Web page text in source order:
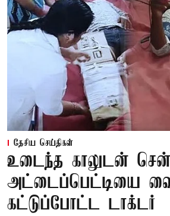
தேசிய செய்திகள்
உடைந்த காலுடன்
அட்டைப்பெட்டியை
கட்டுப்போட்ட டாக்டர்